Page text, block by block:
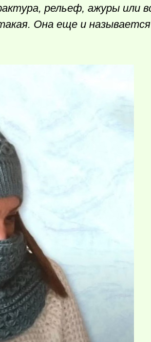
рельеф, ажуры или
Она еще и